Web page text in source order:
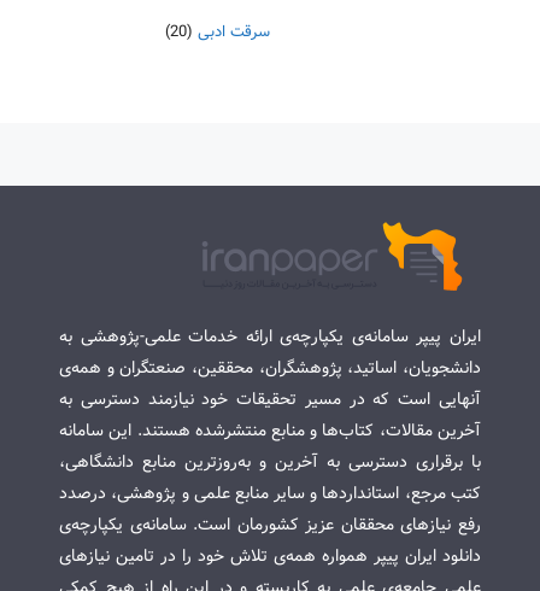
سرقت ادبی (20)
ایران پیپر سامانه‌ی یکپارچه‌ی ارائه خدمات علمی-پژوهشی به
دانشجویان، اساتید، پژوهشگران، محققین، صنعتگران و همه‌ی
آنهایی است که در مسیر تحقیقات خود نیازمند دسترسی به
آخرین مقالات، کتاب‌ها و منابع منتشرشده هستند. این سامانه
با برقراری دسترسی به آخرین و به‌روزترین منابع دانشگاهی،
کتب مرجع، استانداردها و سایر منابع علمی و پژوهشی، درصدد
رفع نیازهای محققان عزیز کشورمان است. سامانه‌ی یکپارچه‌ی
دانلود ایران پیپر همواره همه‌ی تلاش خود را در تامین نیازهای